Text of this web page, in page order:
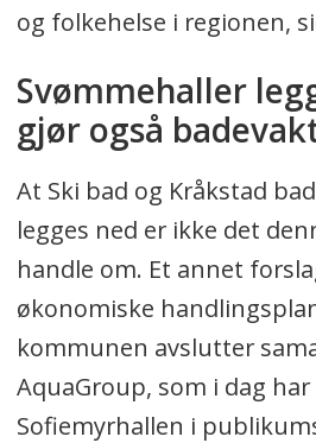
og folkehelse i regionen,
Svømmehaller
gjør også
At Ski bad og Kråkstad
legges ned er ikke det
handle om. Et annet
økonomiske
kommunen avslutter
AquaGroup, som i dag
Sofiemyrhallen i